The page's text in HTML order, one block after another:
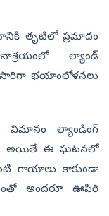
తృటిలో ప్రమాదం
ల్యాండ్‌
భయాంలోళనలు
విమానం ల్యాండింగ్
అయితే ఈ ఘటనలో
గాయాలు కాకుండా
అందరూ ఊపిరి